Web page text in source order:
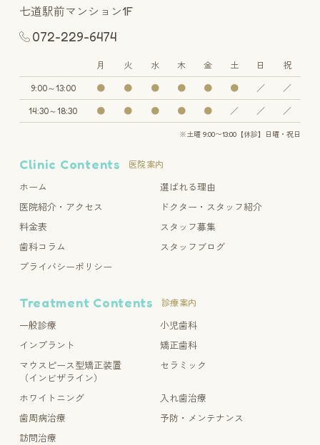
七道駅前マンション1F
072-229-6474
月 火 水 木 金 土 日 祝
9:00～13:00 ● ● ● ● ● ● ／ ／
14:30～18:30 ● ● ● ● ● ／ ／ ／
※土曜 9:00〜13:00【休診】日曜・祝日
Clinic Contents 医院案内
ホーム
選ばれる理由
医院紹介・アクセス
ドクター・スタッフ紹介
料金表
スタッフ募集
歯科コラム
スタッフブログ
プライバシーポリシー
Treatment Contents 診療案内
一般診療
小児歯科
インプラント
矯正歯科
マウスピース型矯正装置
（インビザライン）
セラミック
ホワイトニング
入れ歯治療
歯周病治療
予防・メンテナンス
訪問治療